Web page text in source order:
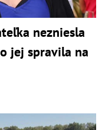
nezniesla
jej spravila na